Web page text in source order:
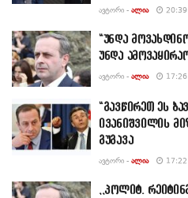
ᲐᲕᲢᲝᲠᲘ - ᲐᲚᲘᲐ
“უნდა
უნდა
ᲐᲕᲢᲝᲠᲘ - ᲐᲚᲘᲐ
“გავწირეთ ეს
ივანიშვილის
გუგავა
ᲐᲕᲢᲝᲠᲘ - ᲐᲚᲘᲐ
,,პოლიტ.